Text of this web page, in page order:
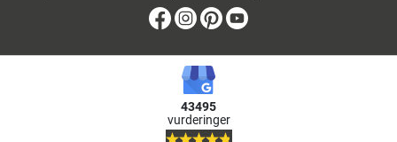
Facebook
Instagram
Pinterest
43495
vurderinger